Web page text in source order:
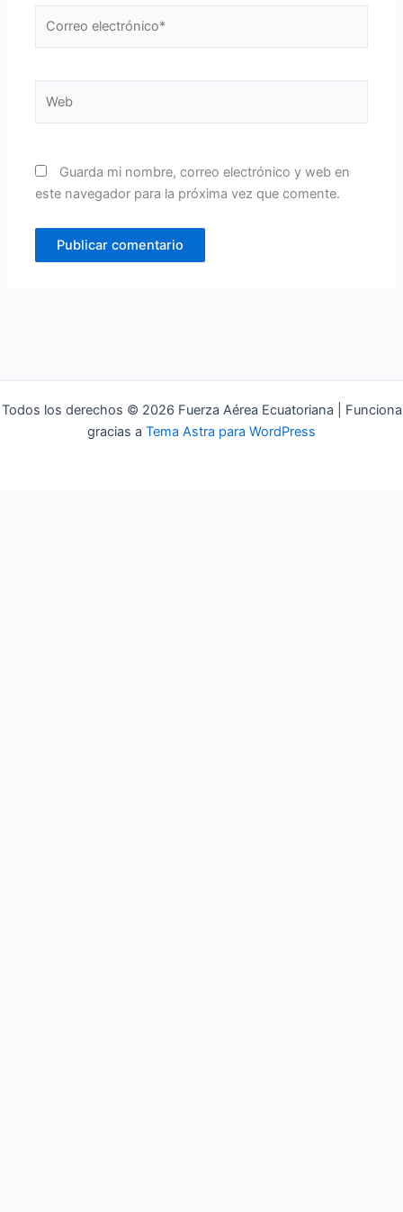
Guarda mi nombre, correo electrónico y web en
este navegador para la próxima vez que comente.
Todos los derechos © 2026 Fuerza Aérea Ecuatoriana | Funciona
gracias a Tema Astra para WordPress